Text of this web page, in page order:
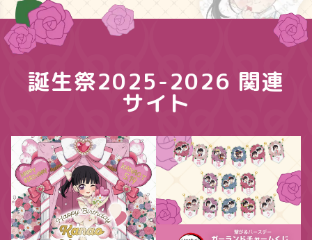
誕生祭2025-2026 関連
サイト